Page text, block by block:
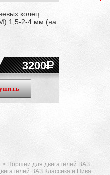
колец
1,5-2-4 мм (на
3200
> Поршни для двигателей ВАЗ
ВАЗ Классика и Нива